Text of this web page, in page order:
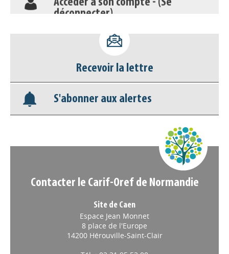
Nos veilles Scoop.it
Appels à projets
Recevoir la lettre
S'abonner aux alertes
Contacter le Carif-Oref de Normandie
Site de Caen
Espace Jean Monnet
8 place de l'Europe
14200 Hérouville-Saint-Clair